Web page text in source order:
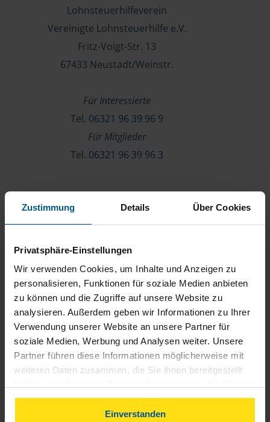
Zustimmung Details Über Cookies
Privatsphäre-Einstellungen
Wir verwenden Cookies, um Inhalte und Anzeigen zu
personalisieren, Funktionen für soziale Medien anbieten
zu können und die Zugriffe auf unsere Website zu
analysieren. Außerdem geben wir Informationen zu Ihrer
Verwendung unserer Website an unsere Partner für
soziale Medien, Werbung und Analysen weiter. Unsere
Partner führen diese Informationen möglicherweise mit
weiteren Daten zusammen, die Sie ihnen bereitgestellt
gesammelt haben. Indem Sie auf Einverstanden klicken,
können Sie der Verwendung von Cookies, gemäß
Einverstanden
Lohnsteuerhilfeverein
Vereinigte Lohnsteuerhilfe e.V.
Fritz-Voigt-Str. 13
67433 Neustadt/Weinstr.
Für Interessierte
Tel. 06321 96 39 96 9
Für Mitglieder
Tel. 06321 96 39 96 3
Über die VLH
Beratersuche
Karriere
Presse
Kontakt
Informationen für Mitglieder
Schnelleinstiege
Steuererklärung machen lassen
Online-Steuererklärung